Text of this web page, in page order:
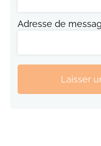
Adresse de
Laisser